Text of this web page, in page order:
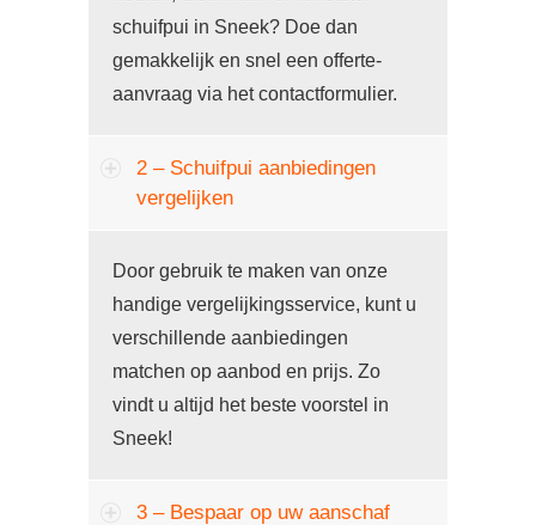
schuifpui in Sneek? Doe dan
gemakkelijk en snel een offerte-
aanvraag via het contactformulier.
2 – Schuifpui aanbiedingen
vergelijken
Door gebruik te maken van onze
handige vergelijkingsservice, kunt u
verschillende aanbiedingen
matchen op aanbod en prijs. Zo
vindt u altijd het beste voorstel in
Sneek!
3 – Bespaar op uw aanschaf